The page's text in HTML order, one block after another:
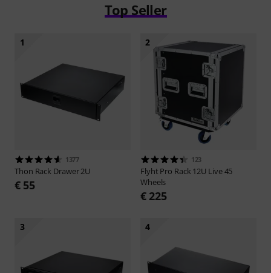
Top Seller
1
1377
Thon Rack Drawer 2U
€ 55
2
123
Flyht Pro Rack 12U Live 45
Wheels
€ 225
3 4